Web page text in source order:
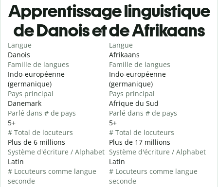
Apprentissage linguistique
de Danois et de Afrikaans
Langue
Danois
Famille de langues
Indo-européenne
(germanique)
Pays principal
Danemark
Parlé dans # de pays
5+
# Total de locuteurs
Plus de 6 millions
Système d'écriture / Alphabet
Latin
# Locuteurs comme langue
seconde
Langue
Afrikaans
Famille de langues
Indo-européenne
(germanique)
Pays principal
Afrique du Sud
Parlé dans # de pays
5+
# Total de locuteurs
Plus de 17 millions
Système d'écriture / Alphabet
Latin
# Locuteurs comme langue
seconde